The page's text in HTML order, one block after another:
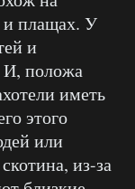
и плащах. У
и
И, положа
иметь
этого
или
из-за